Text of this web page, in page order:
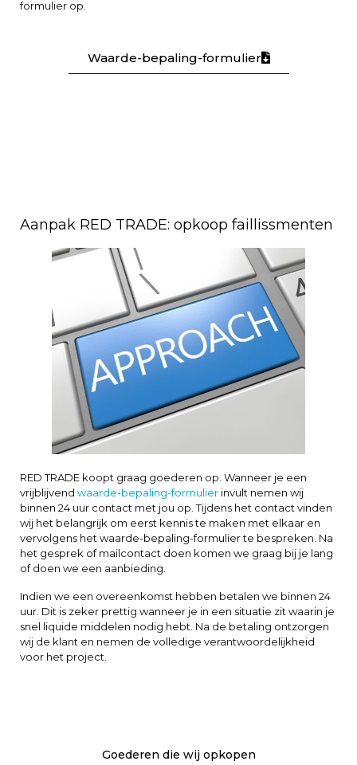
formulier op.
Waarde-bepaling-formulier
Aanpak RED TRADE: opkoop faillissmenten
RED TRADE koopt graag goederen op. Wanneer je een
vrijblijvend waarde-bepaling-formulier invult nemen wij
binnen 24 uur contact met jou op. Tijdens het contact vinden
wij het belangrijk om eerst kennis te maken met elkaar en
vervolgens het waarde-bepaling-formulier te bespreken. Na
het gesprek of mailcontact doen komen we graag bij je lang
of doen we een aanbieding.
Indien we een overeenkomst hebben betalen we binnen 24
uur. Dit is zeker prettig wanneer je in een situatie zit waarin je
snel liquide middelen nodig hebt. Na de betaling ontzorgen
wij de klant en nemen de volledige verantwoordelijkheid
voor het project.
Goederen die wij opkopen